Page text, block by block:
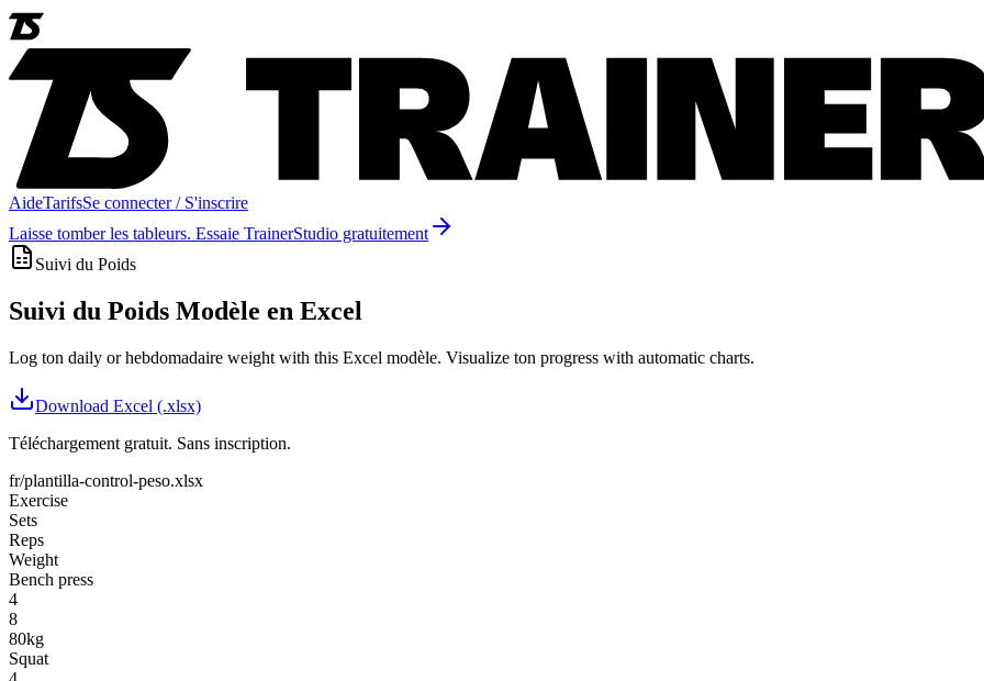
AideTarifsSe connecter / S'inscrire
Laisse tomber les tableurs. Essaie TrainerStudio gratuitement
Suivi du Poids
Suivi du Poids Modèle en Excel
Log ton daily or hebdomadaire weight with this Excel modèle. Visualize ton progress with automatic charts.
Download Excel (.xlsx)
Téléchargement gratuit. Sans inscription.
fr/plantilla-control-peso.xlsx
Exercise
Sets
Reps
Weight
Bench press
4
8
80kg
Squat